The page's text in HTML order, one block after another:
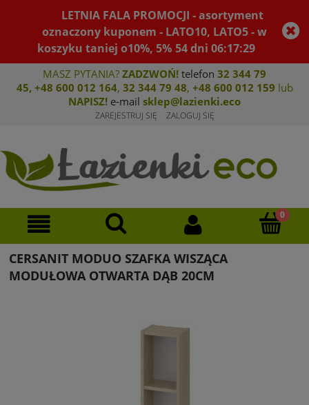
LETNIA FALA PROMOCJI - asortyment
oznaczony kuponem - LATO10, LATO5 - w
koszyku taniej o10%, 5% 54dni06:17:29
MASZ PYTANIA? ZADZWOŃ! telefon 32 344 79
45, +48 600 012 164, 32 344 79 48, +48 600 012 159 lub
NAPISZ! e-mail sklep@lazienki.eco
ZAREJESTRUJ SIĘ ZALOGUJ SIĘ
CERSANIT MODUO SZAFKA WISZĄCA
MODUŁOWA OTWARTA DĄB 20CM